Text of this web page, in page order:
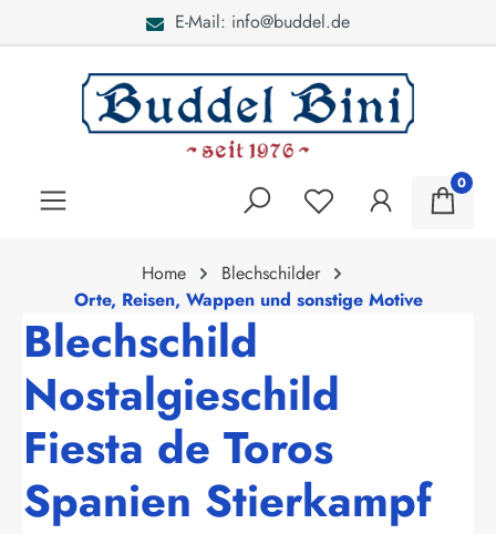
E-Mail: info@buddel.de
0
Home
Blechschilder
Orte, Reisen, Wappen und sonstige Motive
Blechschild
Nostalgieschild
Fiesta de Toros
Spanien Stierkampf